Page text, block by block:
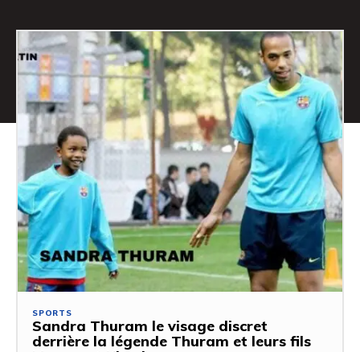
SPORTS
Sandra Thuram le visage discret
derrière la légende Thuram et leurs fils